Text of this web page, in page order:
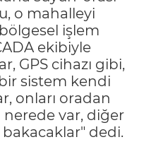
o mahalleyi
işlem
ekibiyle
GPS cihazı gibi,
sistem kendi
onları oradan
var, diğer
bakacaklar" dedi.